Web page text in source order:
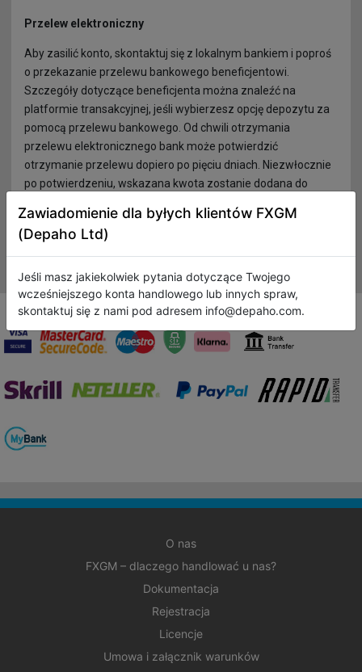
Zawiadomienie dla byłych klientów FXGM
(Depaho Ltd)
Jeśli masz jakiekolwiek pytania dotyczące Twojego
wcześniejszego konta handlowego lub innych spraw,
skontaktuj się z nami pod adresem info@depaho.com.
Przelew elektroniczny
Aby zasilić konto, skontaktuj się z lokalnym bankiem i poproś
o przekazanie przelewu bankowego beneficjentowi.
Szczegóły dotyczące beneficjenta można znaleźć na
platformie transakcyjnej, jeśli wybierzesz opcję depozytu za
pomocą przelewu bankowego. Od chwili otrzymania
przelewu elektronicznego bank może potwierdzić
otrzymanie przelewu dopiero po pięciu dniach. Niezwłocznie
po potwierdzeniu, wskazana kwota zostanie dodana do
tym fakcie drogą elektroniczną lub telefoniczną. FXGM zasili
rachunek kwotą nominalną, która pojawi się na wyciągu z
rachunku.
O nas
FXGM – dlaczego handlować u nas?
Dokumentacja
Rejestracja
Licencje
Umowa i załącznik warunków